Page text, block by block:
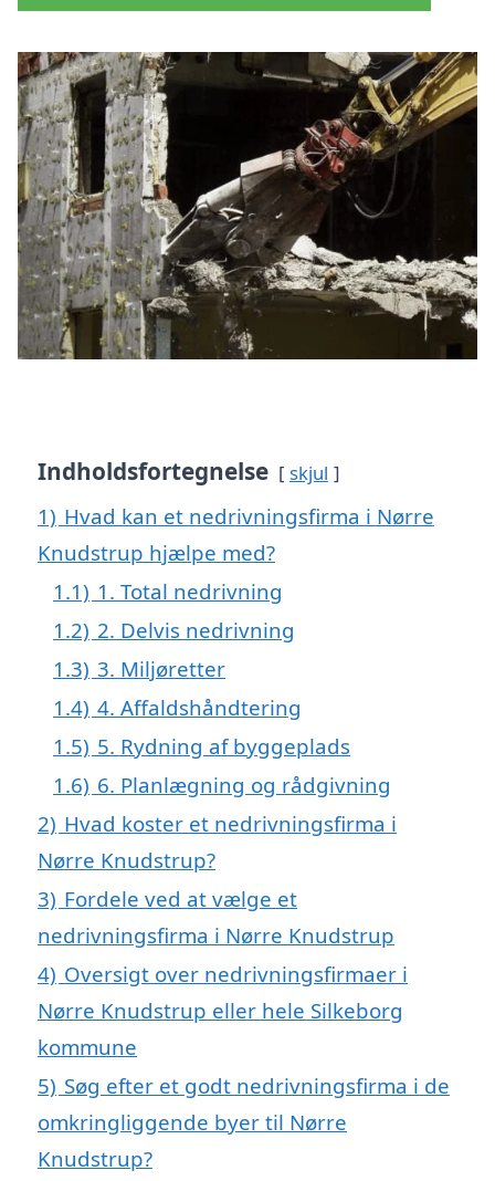
Indholdsfortegnelse skjul
1) Hvad kan et nedrivningsfirma i Nørre
Knudstrup hjælpe med?
1.1) 1. Total nedrivning
1.2) 2. Delvis nedrivning
1.3) 3. Miljøretter
1.4) 4. Affaldshåndtering
1.5) 5. Rydning af byggeplads
1.6) 6. Planlægning og rådgivning
2) Hvad koster et nedrivningsfirma i
Nørre Knudstrup?
3) Fordele ved at vælge et
nedrivningsfirma i Nørre Knudstrup
4) Oversigt over nedrivningsfirmaer i
Nørre Knudstrup eller hele Silkeborg
kommune
5) Søg efter et godt nedrivningsfirma i de
omkringliggende byer til Nørre
Knudstrup?